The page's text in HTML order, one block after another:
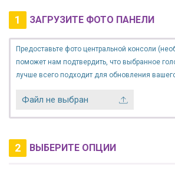
1 ЗАГРУЗИТЕ ФОТО ПАНЕЛИ
Предоставьте фото центральной консоли
поможет нам подтвердить, что выбранное
лучше всего подходит для обновления
Файл не выбран
2 ВЫБЕРИТЕ ОПЦИИ